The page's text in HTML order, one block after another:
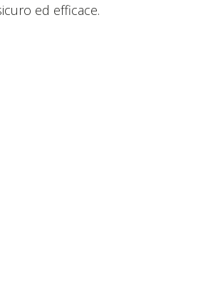
ed efficace.